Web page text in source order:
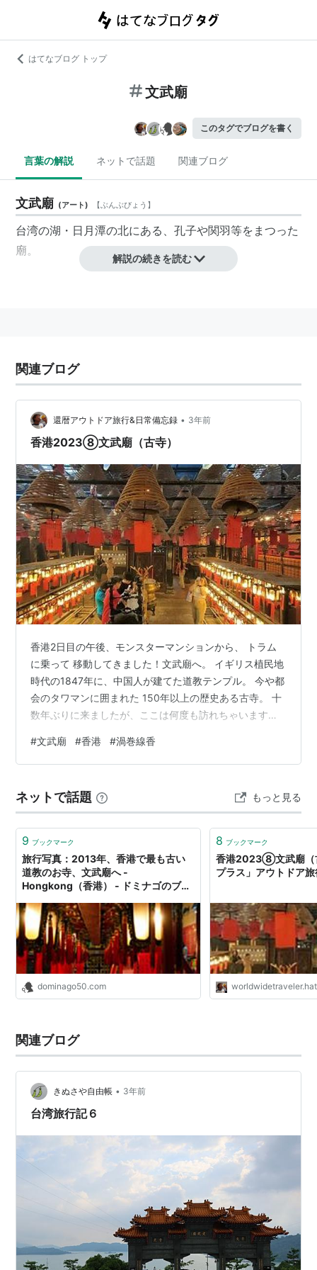
はてなブログ トップ
文武廟
このタグでブログを書く
言葉の解説 ネットで話題 関連ブログ
文武廟 (アート) 【ぶんぶびょう 】
台湾の湖・ 日月潭の北にある、孔子や関羽等をまつった
廟。
解説の続きを読む
関連ブログ
還暦アウトドア旅行&日常備忘録 • 3年前
香港2023⑧文武廟（古寺）
香港2日目の午後、モンスターマンションから、 トラム
に乗って 移動してきました！文武廟へ。 イギリス植民地
時代の1847年に、中国人が建てた道教テンプル。 今や都
会のタワマンに囲まれた 150年以上の歴史ある古寺。 十
数年ぶりに来ましたが、ここは何度も訪れちゃいます。
は 東京生まれ育ちの 次男坊家族でしたので、 仏壇もな
いし、宗教に触れる事は 無かったのですが、 両親が死ん
さって（もっと細く小ぶりでした） 葬儀後、お線香の煙
は 絶やしてはならぬ、 一晩中、誰かが 見守る必要が あ
#文武廟 #香港 #渦巻線香
ネットで話題 もっと見る
9 ブックマーク
旅行写真：2013年、香港で最も古い
道教のお寺、文武廟へ -
Hongkong（香港） - ドミナゴのブロ
dominago50.com
8 ブックマーク
香港2023⑧文武廟（
プラス」アウトドア
関連ブログ
きぬさや自由帳 • 3年前
台湾旅行記６